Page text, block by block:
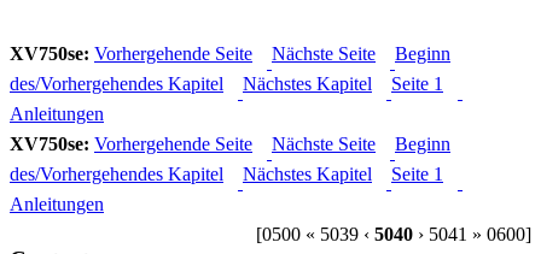
XV750se: Vorhergehende Seite Nächste Seite
Beginn
des/Vorhergehendes Kapitel
Nächstes Kapitel
Seite 1
Anleitungen
XV750se: Vorhergehende Seite Nächste Seite
Beginn
des/Vorhergehendes Kapitel
Nächstes Kapitel
Seite 1
Anleitungen
[0500 « 5039 ‹ 5040 › 5041 » 0600]